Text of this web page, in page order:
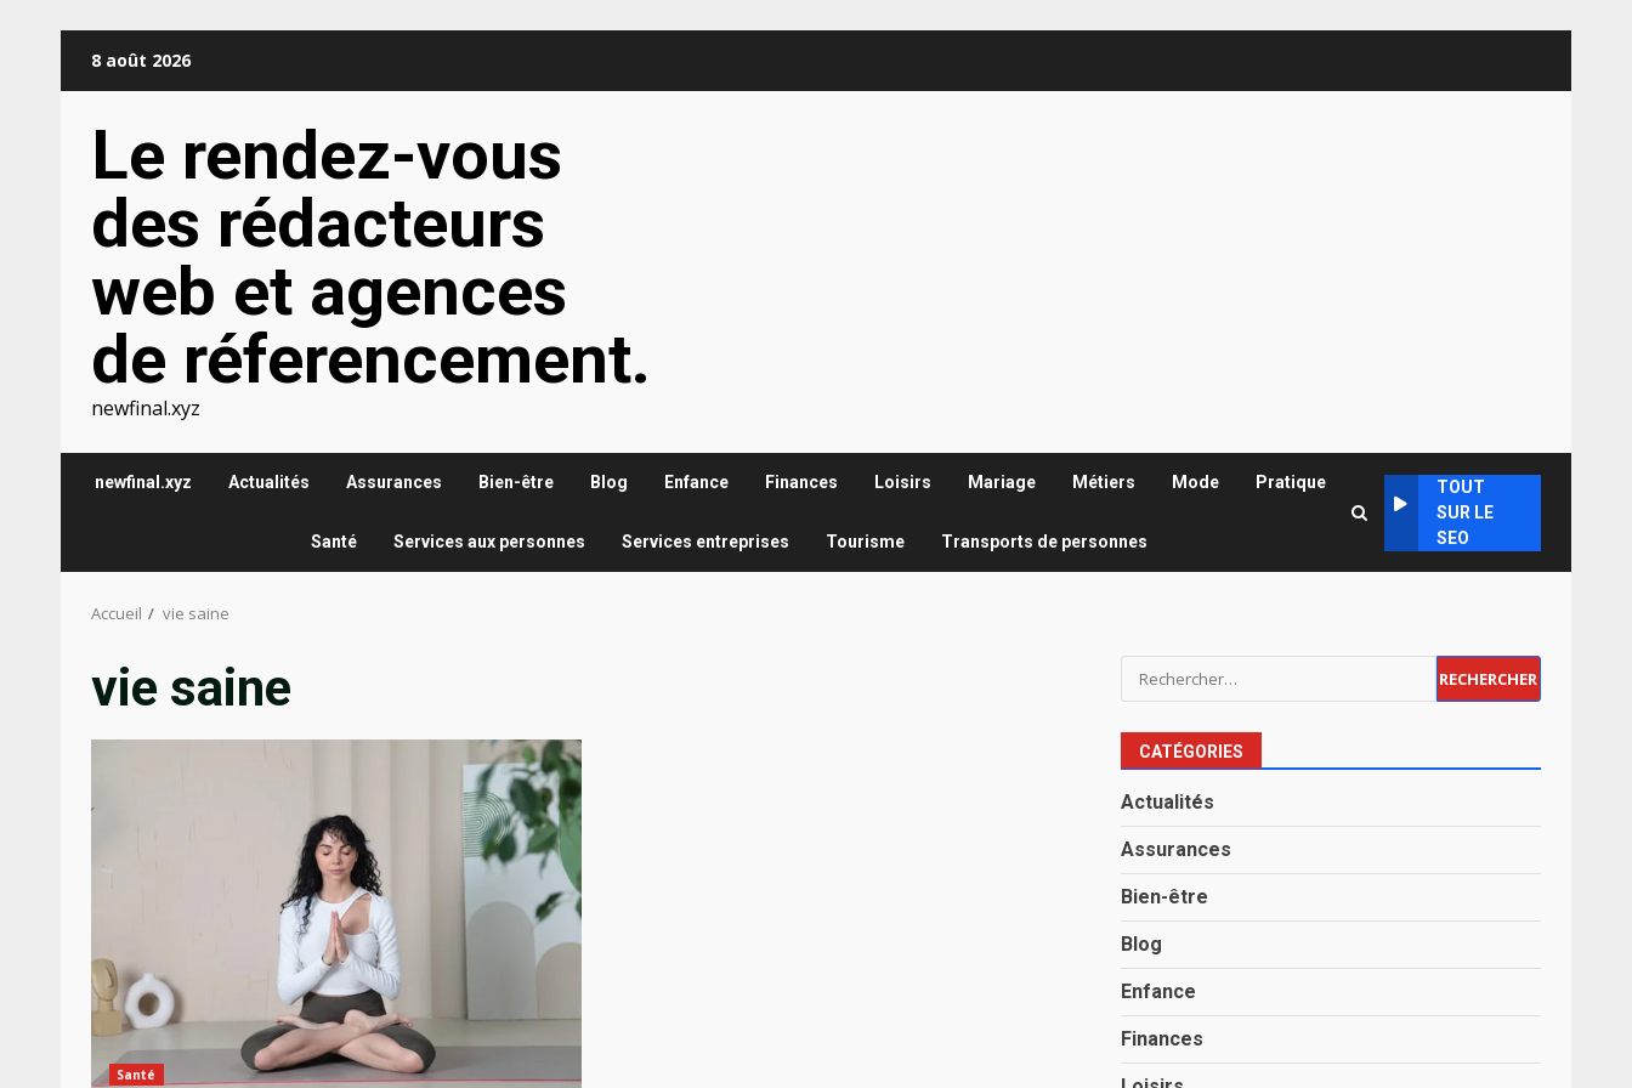
8 août 2026
Le rendez-vous
des rédacteurs
web et agences
de réferencement.
newfinal.xyz
newfinal.xyz Actualités Assurances Bien-être Blog Enfance Finances Loisirs Mariage Métiers Mode Pratique
Santé Services aux personnes Services entreprises Tourisme Transports de personnes
TOUT
SUR LE
SEO
Accueil vie saine
vie saine
Santé
Rechercher :
CATÉGORIES
Actualités
Assurances
Bien-être
Blog
Enfance
Finances